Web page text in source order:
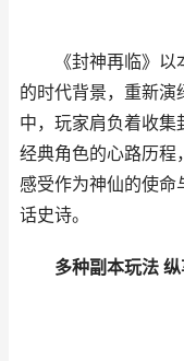
《封神再临》以
的时代背景，重新
中，玩家肩负着收集
经典角色的心路历程
感受作为神仙的使命
话史诗。
多种副本玩法